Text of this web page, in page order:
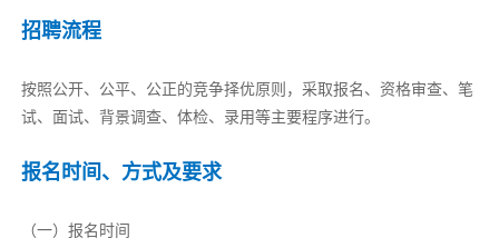
招聘流程
按照公开、公平、公正的竞争择优原则，采取报名、资格审查、笔
试、面试、背景调查、体检、录用等主要程序进行。
报名时间、方式及要求
（一）报名时间